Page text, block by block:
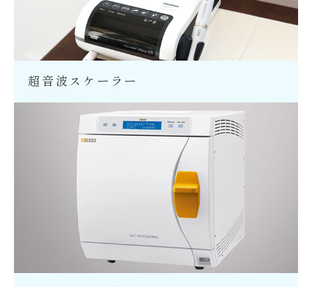
超音波スケーラー